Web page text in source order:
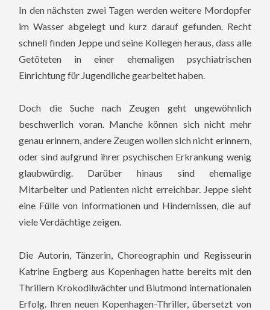
In den nächsten zwei Tagen werden weitere Mordopfer
im Wasser abgelegt und kurz darauf gefunden. Recht
schnell finden Jeppe und seine Kollegen heraus, dass alle
Getöteten in einer ehemaligen psychiatrischen
Einrichtung für Jugendliche gearbeitet haben.
Doch die Suche nach Zeugen geht ungewöhnlich
beschwerlich voran. Manche können sich nicht mehr
genau erinnern, andere Zeugen wollen sich nicht erinnern,
oder sind aufgrund ihrer psychischen Erkrankung wenig
glaubwürdig. Darüber hinaus sind ehemalige
Mitarbeiter und Patienten nicht erreichbar. Jeppe sieht
eine Fülle von Informationen und Hindernissen, die auf
viele Verdächtige zeigen.
Die Autorin, Tänzerin, Choreographin und Regisseurin
Katrine Engberg aus Kopenhagen hatte bereits mit den
Thrillern Krokodilwächter und Blutmond internationalen
Erfolg. Ihren neuen Kopenhagen-Thriller, übersetzt von